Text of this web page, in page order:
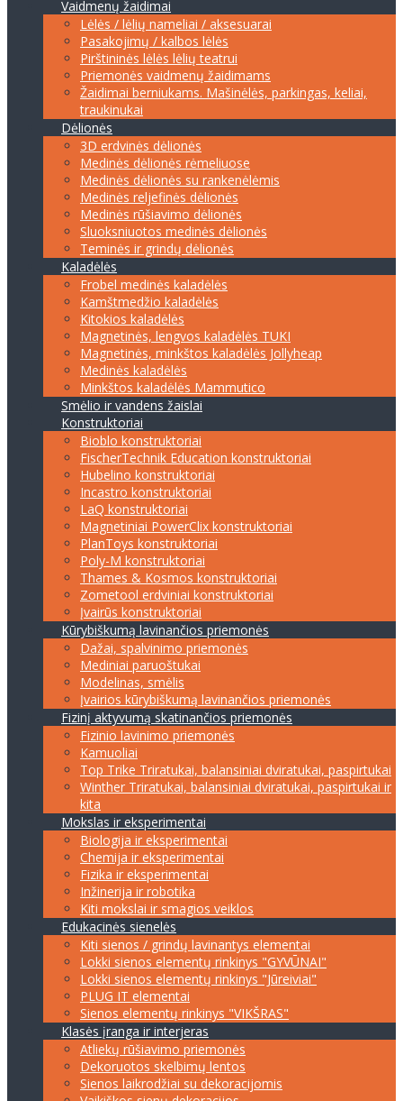
Vaidmenų žaidimai
Lėlės / lėlių nameliai / aksesuarai
Pasakojimų / kalbos lėlės
Pirštininės lėlės lėlių teatrui
Priemonės vaidmenų žaidimams
Žaidimai berniukams. Mašinėlės, parkingas, keliai,
traukinukai
Dėlionės
3D erdvinės dėlionės
Medinės dėlionės rėmeliuose
Medinės dėlionės su rankenėlėmis
Medinės reljefinės dėlionės
Medinės rūšiavimo dėlionės
Sluoksniuotos medinės dėlionės
Teminės ir grindų dėlionės
Kaladėlės
Frobel medinės kaladėlės
Kamštmedžio kaladėlės
Kitokios kaladėlės
Magnetinės, lengvos kaladėlės TUKI
Magnetinės, minkštos kaladėlės Jollyheap
Medinės kaladėlės
Minkštos kaladėlės Mammutico
Smėlio ir vandens žaislai
Konstruktoriai
Bioblo konstruktoriai
FischerTechnik Education konstruktoriai
Hubelino konstruktoriai
Incastro konstruktoriai
LaQ konstruktoriai
Magnetiniai PowerClix konstruktoriai
PlanToys konstruktoriai
Poly-M konstruktoriai
Thames & Kosmos konstruktoriai
Zometool erdviniai konstruktoriai
Įvairūs konstruktoriai
Kūrybiškumą lavinančios priemonės
Dažai, spalvinimo priemonės
Mediniai paruoštukai
Modelinas, smėlis
Įvairios kūrybiškumą lavinančios priemonės
Fizinį aktyvumą skatinančios priemonės
Fizinio lavinimo priemonės
Kamuoliai
Top Trike Triratukai, balansiniai dviratukai, paspirtukai
Winther Triratukai, balansiniai dviratukai, paspirtukai ir
kita
Mokslas ir eksperimentai
Biologija ir eksperimentai
Chemija ir eksperimentai
Fizika ir eksperimentai
Inžinerija ir robotika
Kiti mokslai ir smagios veiklos
Edukacinės sienelės
Kiti sienos / grindų lavinantys elementai
Lokki sienos elementų rinkinys "GYVŪNAI"
Lokki sienos elementų rinkinys "Jūreiviai"
PLUG IT elementai
Sienos elementų rinkinys "VIKŠRAS"
Klasės įranga ir interjeras
Atliekų rūšiavimo priemonės
Dekoruotos skelbimų lentos
Sienos laikrodžiai su dekoracijomis